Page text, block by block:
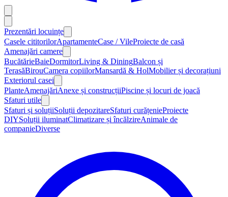
Prezentări locuințe
Casele cititorilorApartamenteCase / VileProiecte de casă
Amenajări camere
BucătărieBaieDormitorLiving & DiningBalcon și
TerasăBirouCamera copiilorMansardă & HolMobilier și decorațiuni
Exteriorul casei
PlanteAmenajăriAnexe și construcțiiPiscine și locuri de joacă
Sfaturi utile
Sfaturi și soluțiiSoluții depozitareSfaturi curățenieProiecte
DIYSoluții iluminatClimatizare și încălzireAnimale de
companieDiverse